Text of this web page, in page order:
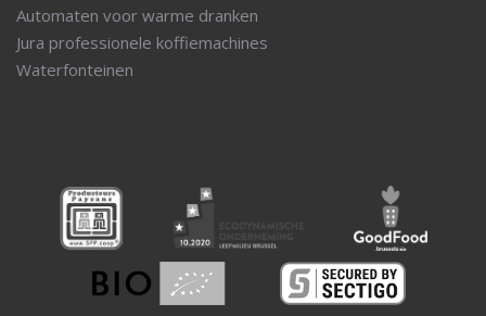
Automaten voor warme dranken
Jura professionele koffiemachines
Waterfonteinen